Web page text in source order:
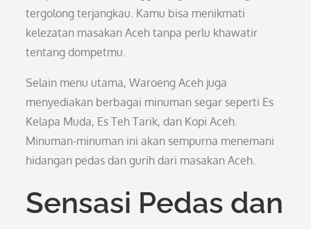
tergolong terjangkau. Kamu bisa menikmati
kelezatan masakan Aceh tanpa perlu khawatir
tentang dompetmu.
Selain menu utama, Waroeng Aceh juga
menyediakan berbagai minuman segar seperti Es
Kelapa Muda, Es Teh Tarik, dan Kopi Aceh.
Minuman-minuman ini akan sempurna menemani
hidangan pedas dan gurih dari masakan Aceh.
Sensasi Pedas dan